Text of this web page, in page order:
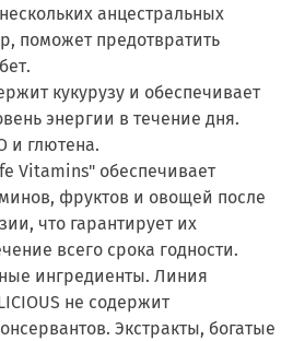
анцестральных
поможет предотвратить
.
кукурузу и обеспечивает
энергии в течение дня.
и глютена.
Vitamins" обеспечивает
фруктов и овощей после
что гарантирует их
всего срока годности.
ингредиенты. Линия
не содержит
Экстракты, богатые